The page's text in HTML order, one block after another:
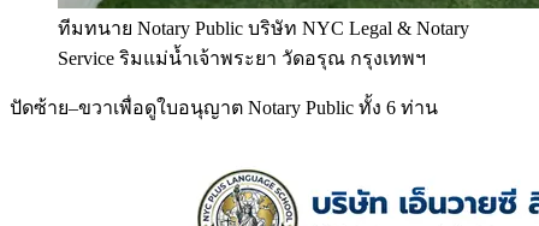
ทีมทนาย Notary Public บริษัท NYC Legal & Notary
Service ริมแม่น้ำเจ้าพระยา วัดอรุณ กรุงเทพฯ
ปัดซ้าย–ขวาเพื่อดูใบอนุญาต Notary Public ทั้ง 6 ท่าน